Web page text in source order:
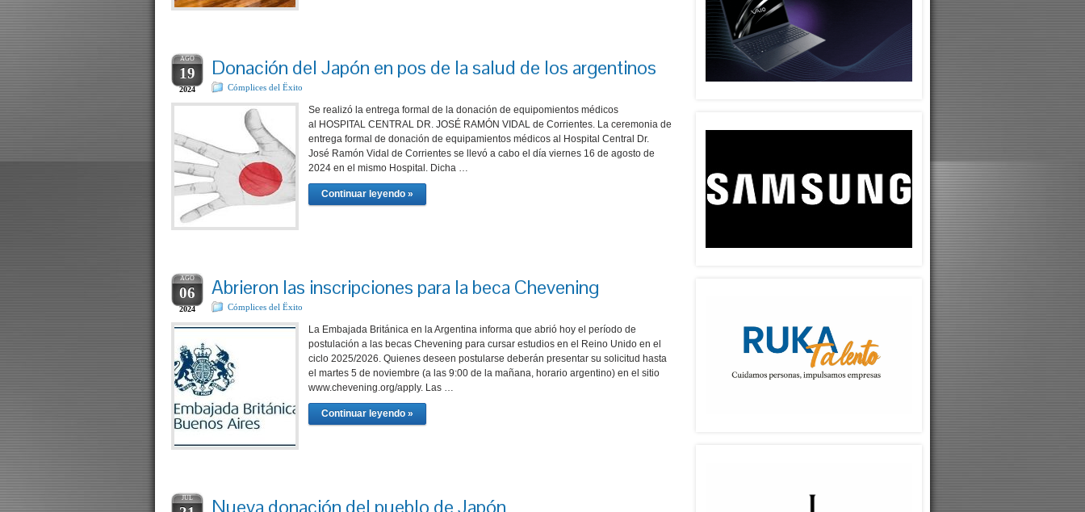
AGO
19
2024
Donación del Japón en pos de la salud de los argentinos
Cómplices del Ëxito
Se realizó la entrega formal de la donación de equipomientos médicos
al HOSPITAL CENTRAL DR. JOSÉ RAMÓN VIDAL de Corrientes. La ceremonia de
entrega formal de donación de equipamientos médicos al Hospital Central Dr.
José Ramón Vidal de Corrientes se llevó a cabo el día viernes 16 de agosto de
2024 en el mismo Hospital. Dicha …
Continuar leyendo »
AGO
06
2024
Abrieron las inscripciones para la beca Chevening
Cómplices del Ëxito
La Embajada Británica en la Argentina informa que abrió hoy el período de
postulación a las becas Chevening para cursar estudios en el Reino Unido en el
ciclo 2025/2026. Quienes deseen postularse deberán presentar su solicitud hasta
el martes 5 de noviembre (a las 9:00 de la mañana, horario argentino) en el sitio
www.chevening.org/apply. Las …
Continuar leyendo »
JUL Nueva donación del pueblo de Japón